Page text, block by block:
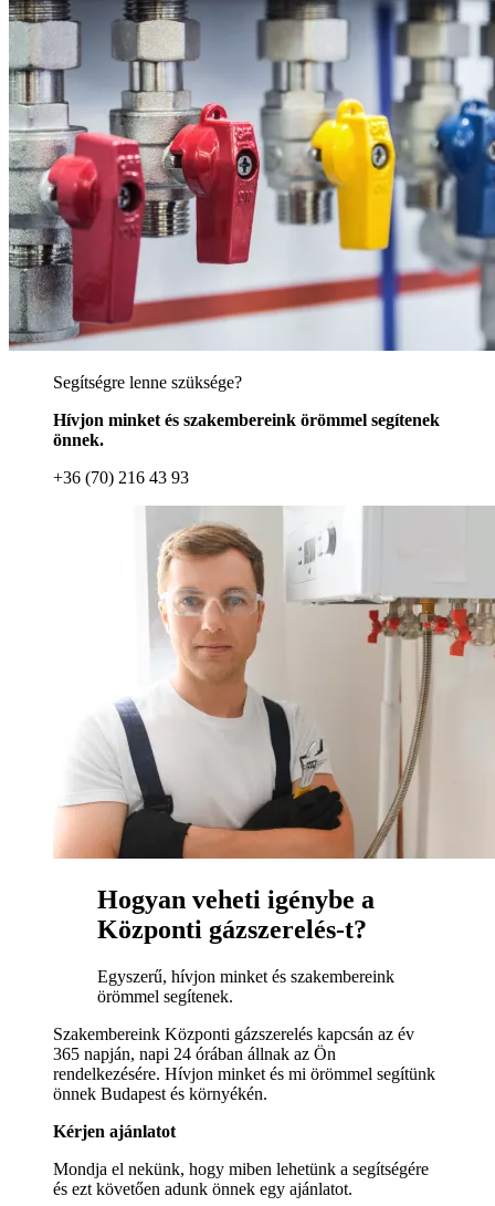
Segítségre lenne szüksége?
Hívjon minket és szakembereink örömmel segítenek
önnek.
+36 (70) 216 43 93
Hogyan veheti igénybe a
Központi gázszerelés-t?
Egyszerű, hívjon minket és szakembereink
örömmel segítenek.
Szakembereink Központi gázszerelés kapcsán az év
365 napján, napi 24 órában állnak az Ön
rendelkezésére. Hívjon minket és mi örömmel segítünk
önnek Budapest és környékén.
Kérjen ajánlatot
Mondja el nekünk, hogy miben lehetünk a segítségére
és ezt követően adunk önnek egy ajánlatot.